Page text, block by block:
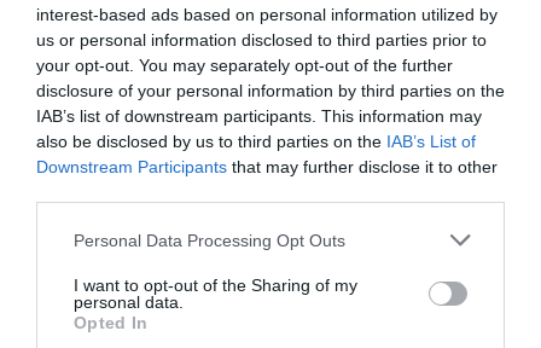
interest-based ads based on personal information utilized by
us or personal information disclosed to third parties prior to
your opt-out. You may separately opt-out of the further
disclosure of your personal information by third parties on the
IAB’s list of downstream participants. This information may
also be disclosed by us to third parties on the IAB’s List of
Downstream Participants that may further disclose it to other
Please note that this website/app uses one or more Google
not limited to your visit or usage behaviour. You may click to
grant or deny consent to Google and its third-party tags to
use your data for below specified purposes in below Google
Personal Data Processing Opt Outs
I want to opt-out of the Sharing of my
personal data.
Opted In
ένα τεράστιο Χ, τι λένε οι ίδιοι παπαγάλοι: "Πώς είναι
δυνατόν να φτύνει έτσι συνεργάτες χρόνων!".
Παιδιά, σας το είπε: Δε σας θέλει. Και σας το έδειξε
κάτι άγνωστο σε εσάς, φαίνεται. Αν θέλετε τόσο
πολύ, γραφτείτε μέλη και παραμείνετε μέλη όπως
κάθε… κοινός θνητός.